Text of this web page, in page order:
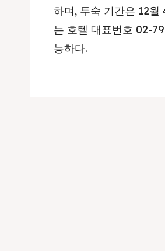
하며, 투숙 기간은 12
는 호텔 대표번호 02-
능하다.